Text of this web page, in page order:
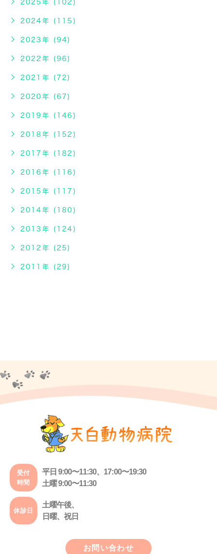
2025年 (102)
2024年 (115)
2023年 (94)
2022年 (96)
2021年 (72)
2020年 (67)
2019年 (146)
2018年 (152)
2017年 (182)
2016年 (116)
2015年 (117)
2014年 (180)
2013年 (124)
2012年 (25)
2011年 (29)
受付
時間
平日 9:00〜11:30、17:00〜19:30
土曜 9:00〜11:30
休診日
土曜午後、
日曜、祝日
お問い合わせ